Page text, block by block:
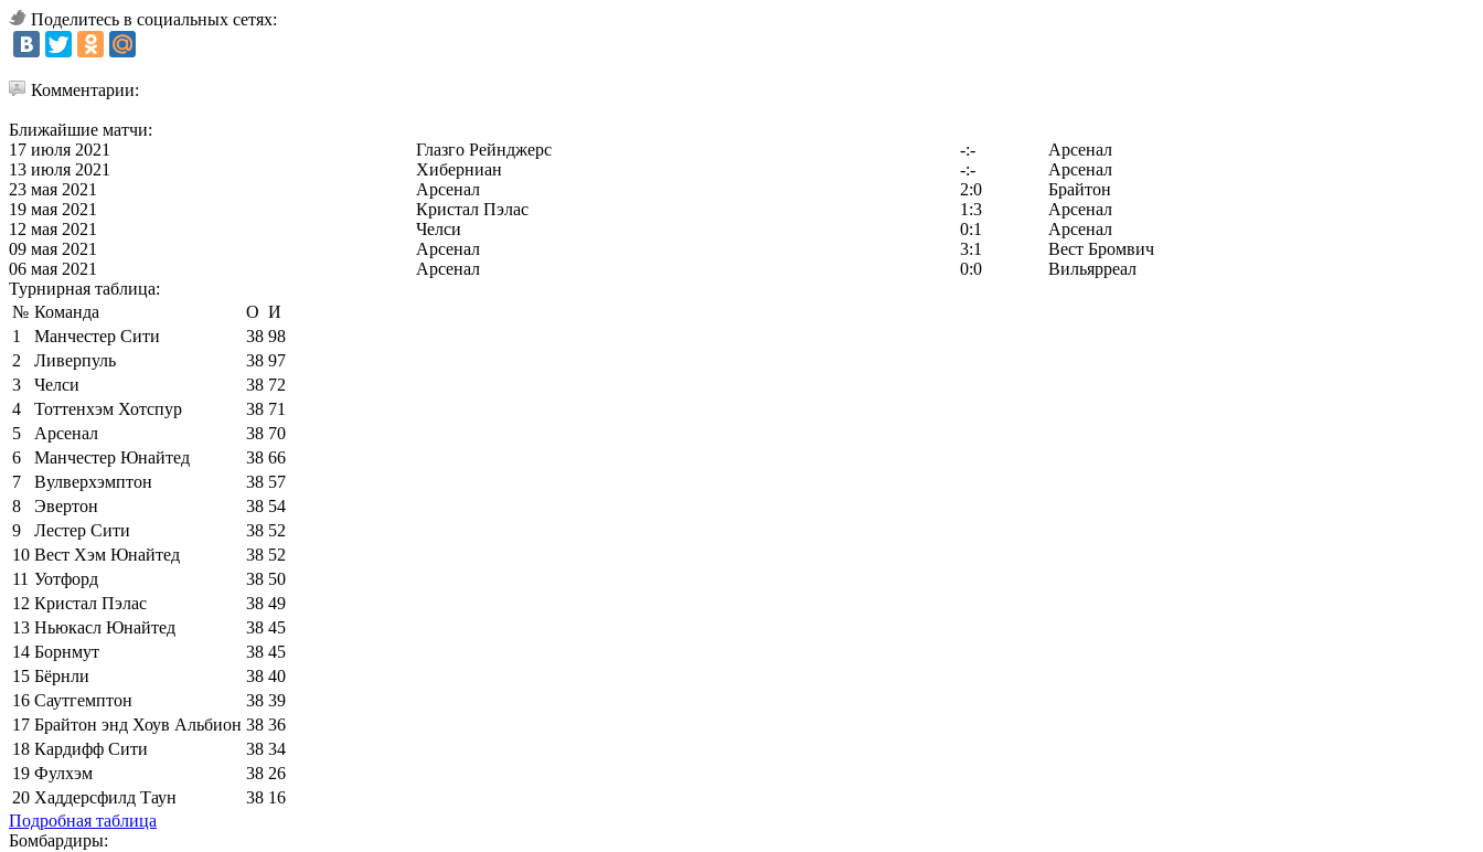
Поделитесь в социальных сетях:
Комментарии:
Ближайшие матчи:
17 июля 2021
Глазго Рейнджерс -:-
Арсенал
13 июля 2021
Хиберниан -:-
Арсенал
23 мая 2021
Арсенал 2:0
Брайтон
19 мая 2021
Кристал Пэлас 1:3
Арсенал
12 мая 2021
Челси 0:1
Арсенал
09 мая 2021
Арсенал 3:1
Вест Бромвич
06 мая 2021
Арсенал 0:0
Вильярреал
Турнирная таблица:
№ Команда О И
1
Манчестер Сити 38 98
2
Ливерпуль 38 97
3
Челси 38 72
4
Тоттенхэм Хотспур 38 71
5
Арсенал 38 70
6
Манчестер Юнайтед 38 66
7
Вулверхэмптон 38 57
8
Эвертон 38 54
9
Лестер Сити 38 52
10 Вест Хэм Юнайтед 38 52
11 Уотфорд 38 50
12 Кристал Пэлас 38 49
13 Ньюкасл Юнайтед 38 45
14 Борнмут 38 45
15 Бёрнли 38 40
16 Саутгемптон 38 39
17 Брайтон энд Хоув Альбион 38 36
18 Кардифф Сити 38 34
19 Фулхэм 38 26
20 Хаддерсфилд Таун 38 16
Подробная таблица
Бомбардиры: